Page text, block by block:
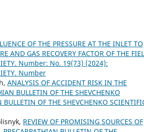
OF THE PRESSURE AT THE INLET TO
AND GAS RECOVERY FACTOR OF THE
Number: No. 19(73) (2024):
Number
ANALYSIS OF ACCIDENT RISK IN THE
BULLETIN OF THE SHEVCHENKO
OF THE SHEVCHENKO
REVIEW OF PROMISING SOURCES OF